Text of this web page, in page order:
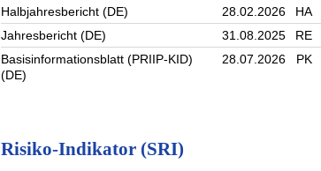
Halbjahresbericht (DE)
28.02.2026 HA
Jahresbericht (DE)
31.08.2025 RE
Basisinformationsblatt (PRIIP-KID)
(DE)
28.07.2026 PK
Risiko-Indikator (SRI)